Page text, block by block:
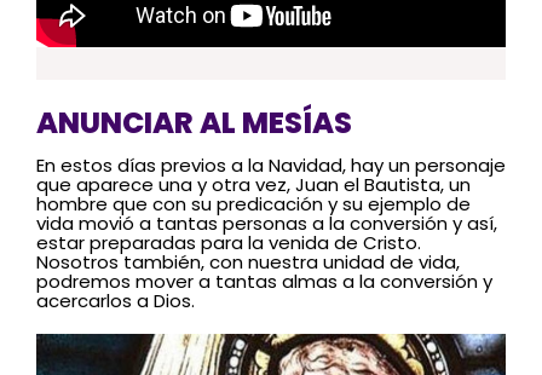
ANUNCIAR AL MESÍAS
En estos días previos a la Navidad, hay un personaje
que aparece una y otra vez, Juan el Bautista, un
hombre que con su predicación y su ejemplo de
vida movió a tantas personas a la conversión y así,
estar preparadas para la venida de Cristo.
Nosotros también, con nuestra unidad de vida,
podremos mover a tantas almas a la conversión y
acercarlos a Dios.